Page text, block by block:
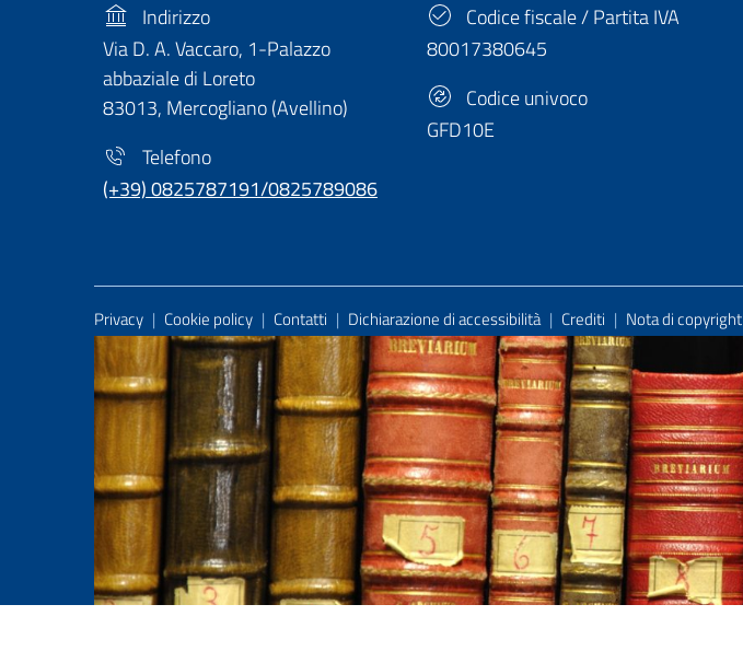
Indirizzo
Via D. A. Vaccaro, 1-Palazzo
abbaziale di Loreto
83013, Mercogliano (Avellino)
Telefono
(+39) 0825787191/0825789086
Codice fiscale / Partita IVA
80017380645
Codice univoco
GFD10E
Useful Links Section
Privacy | Cookie policy | Contatti | Dichiarazione di accessibilità | Crediti | Nota di copyright